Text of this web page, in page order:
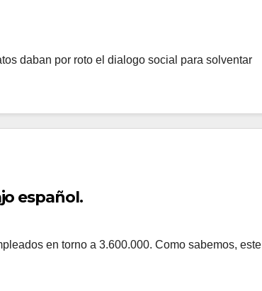
daban por roto el dialogo social para solventar
español.
en torno a 3.600.000. Como sabemos, este